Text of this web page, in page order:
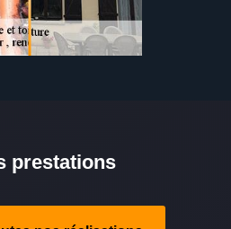
prestations